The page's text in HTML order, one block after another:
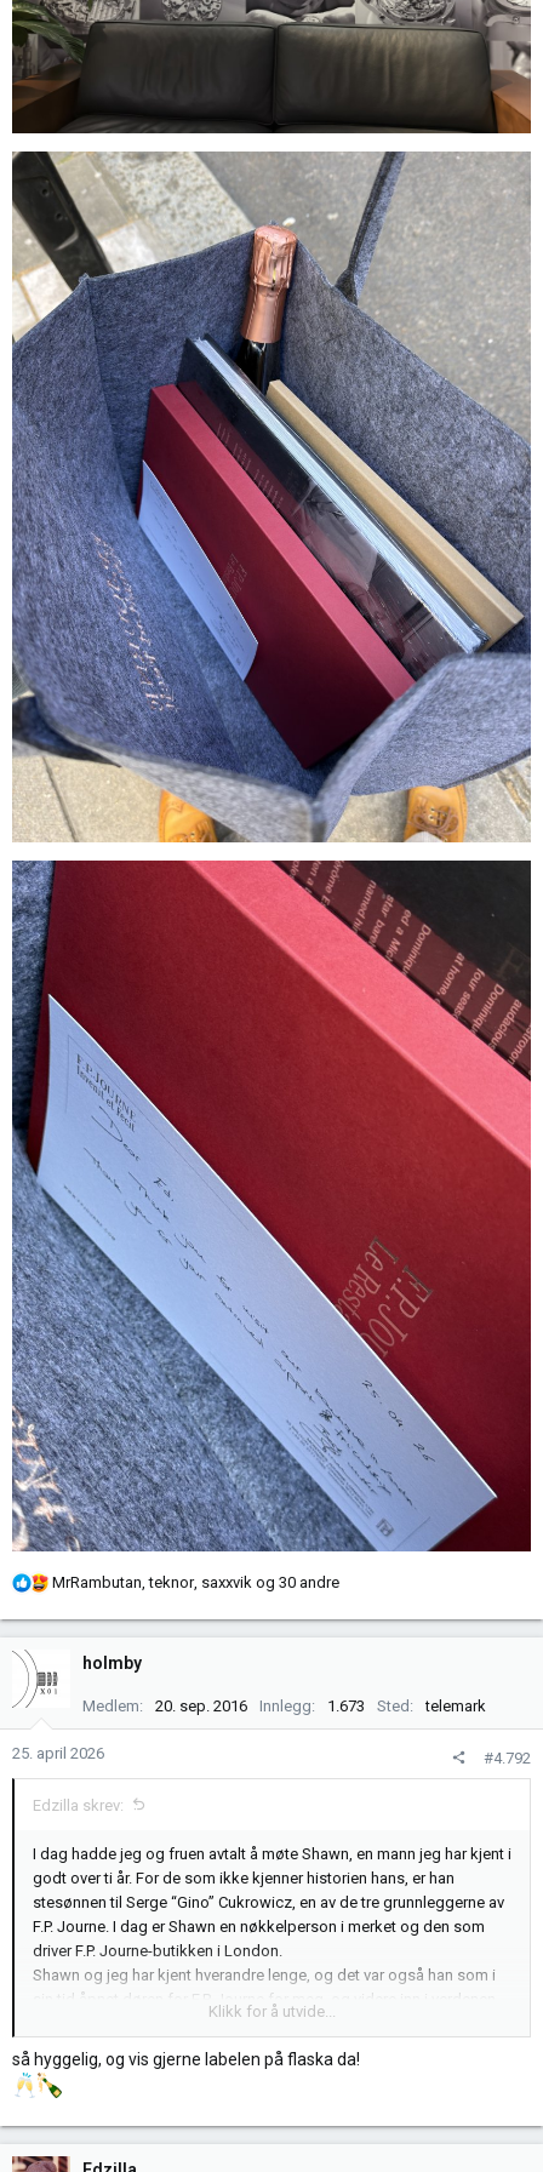
R
s
o
n
e
r
MrRambutan,teknor, saxxvik og 30 andre
holmby
Medlem 20. sep. 2016 Innlegg 1.673 Sted telemark
25. april 2026 #4.792
Edzilla skrev:
I dag hadde jeg og fruen avtalt å møte Shawn, en mann jeg har kjent i
godt over ti år. For de som ikke kjenner historien hans, er han
stesønnen til Serge “Gino” Cukrowicz, en av de tre grunnleggerne av
F.P. Journe. I dag er Shawn en nøkkelperson i merket og den som
driver F.P. Journe-butikken i London.
Shawn og jeg har kjent hverandre lenge, og det var også han som i
sin tid åpnet døren for F.P. Journe for meg, og videre inn i verdenen
I dag fikk vi en helt spesiell mottakelse i boutiquen deres i Bruton
Street. Vi ble introdusert for F.P. Journe Chronomètre Furtif. Inspirert
av en Only Watch-klokke, tar Chronomètre Bleu Furtif et steg videre i
beskrive den etter beste evne, men jeg ble pent, og helt forståelig,
Klikk for å utvide...
så hyggelig, og vis gjerne labelen på flaska da!